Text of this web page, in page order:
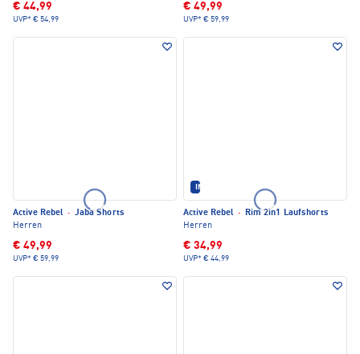
€ 44,99
UVP* € 54,99
€ 49,99
UVP* € 59,99
Active Rebel · Jaba Shorts
Herren
€ 49,99
UVP* € 59,99
IM SET ERHÄLTLICH
Active Rebel ·
Rim 2in1 Laufshorts
Herren
€ 34,99
UVP* € 44,99